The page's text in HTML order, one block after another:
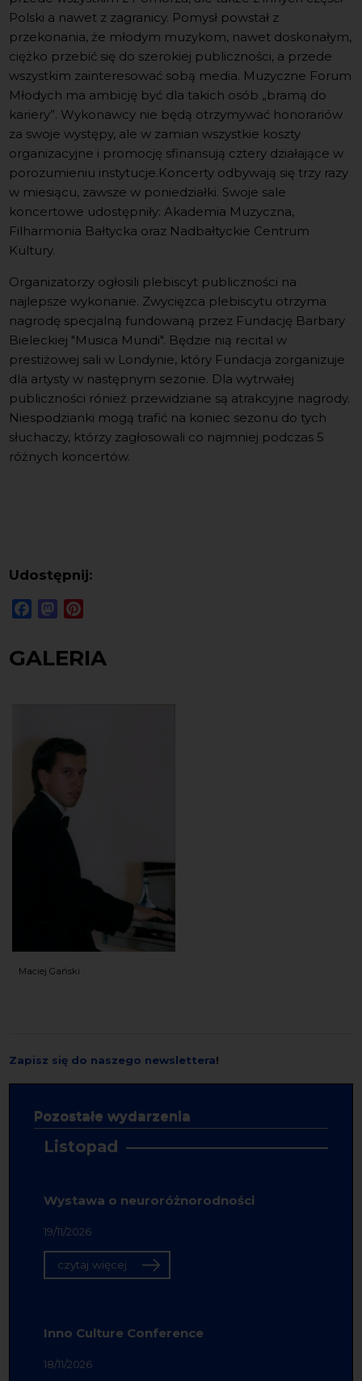
Polski a nawet z zagranicy. Pomysł powstał z
przekonania, że młodym muzykom, nawet doskonałym,
ciężko przebić się do szerokiej publiczności, a przede
wszystkim zainteresować sobą media. Muzyczne Forum
Młodych ma ambicję być dla takich osób „bramą do
kariery”. Wykonawcy nie będą otrzymywać honorariów
za swoje występy, ale w zamian wszystkie koszty
organizacyjne i promocję sfinansują cztery działające w
porozumieniu instytucje.Koncerty odbywają się trzy razy
w miesiącu, zawsze w poniedziałki. Swoje sale
koncertowe udostępniły: Akademia Muzyczna,
Filharmonia Bałtycka oraz Nadbałtyckie Centrum
Kultury.
Organizatorzy ogłosili plebiscyt publiczności na
najlepsze wykonanie. Zwycięzca plebiscytu otrzyma
nagrodę specjalną fundowaną przez Fundację Barbary
Bieleckiej "Musica Mundi". Będzie nią recital w
prestiżowej sali w Londynie, który Fundacja zorganizuje
dla artysty w następnym sezonie. Dla wytrwałej
publiczności rónież przewidziane są atrakcyjne nagrody.
Niespodzianki mogą trafić na koniec sezonu do tych
słuchaczy, którzy zagłosowali co najmniej podczas 5
różnych koncertów.
Udostępnij:
FacebookMastodon
GALERIA
Maciej Gański
Zapisz się do naszego newslettera!
Pozostałe wydarzenia
Listopad
Wystawa o neuroróżnorodności
19/11/2026
czytaj więcej
Inno Culture Conference
18/11/2026